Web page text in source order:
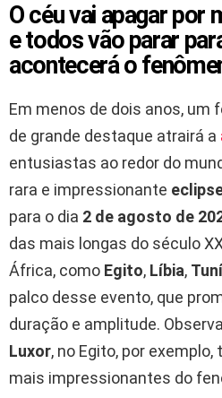
O céu vai apagar por
e todos vão parar
acontecerá o
Em menos de dois anos,
de grande destaque atrairá a
entusiastas ao redor do
rara e impressionante
para o dia 2 de agosto de
das mais longas do século
África, como Egito, Líbia,
palco desse evento, que
duração e amplitude.
Luxor, no Egito, por
mais impressionantes do